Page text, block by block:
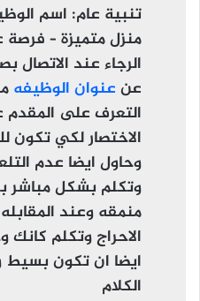
تنبية عام: اسم
منزل متميزة – فرصة
الرجاء عند الاتصال
عن عنوان الوظيفه
التعرف على
الاختصار لكي
وحاول ايضا عدم
وتكلم بشكل مباشر
منمقه وعند
الاحراج وتكلم
ايضا ان تكون
الكلام